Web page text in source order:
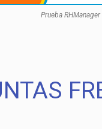
Prueba RHManager